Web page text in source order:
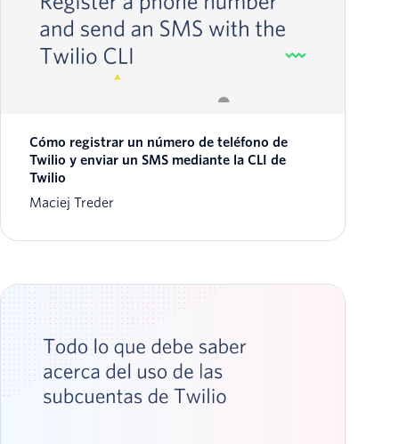
Cómo registrar un número de teléfono de
Twilio y enviar un SMS mediante la CLI de
Twilio
Maciej Treder